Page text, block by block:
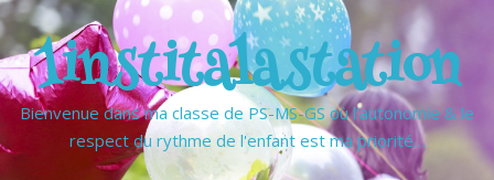
1institalastation
Bienvenue dans ma classe de PS-MS-GS où l'autonomie & le
respect du rythme de l'enfant est ma priorité…